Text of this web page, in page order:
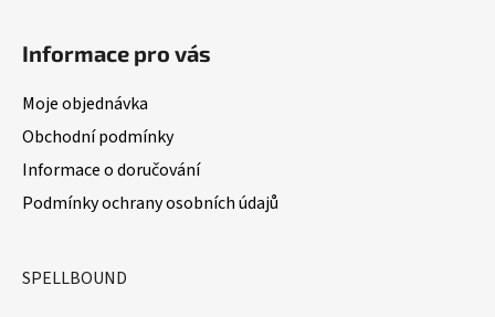
Informace pro vás
Moje objednávka
Obchodní podmínky
Informace o doručování
Podmínky ochrany osobních údajů
SPELLBOUND